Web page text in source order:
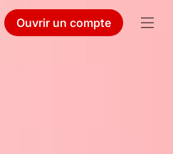
Ouvrir un compte